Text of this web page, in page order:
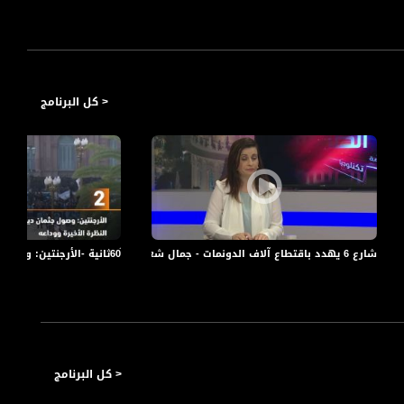
< كل البرنامج
شارع 6 يهدد باقتطاع آلاف الدونمات - جمال شعبان وعصام دلة - #الظهيرة -24-6-2016- مساواة
- قناة مساواة الفضائية
< كل البرنامج